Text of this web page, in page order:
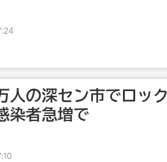
人の深セン市でロ
染者急増で